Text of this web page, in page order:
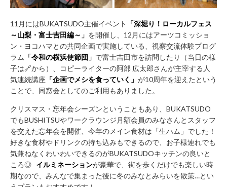
11月にはBUKATSUDO主催イベント 「深堀り！ローカルフェス
～山梨・富士吉田編～ 」 を開催し、12月にはアーツコミッショ
ン・ヨコハマとの共同企画で実施している、視察交流体験プログ
ラム 「令和の横浜使節団 」 で富士吉田市を訪問したり（当日の様
子は🔗から）、コピーライターの阿部 広太郎さんが主宰する人
気連続講座 「企画でメシを食っていく 」 が10周年を迎えたという
ことで、同窓会としてのご利用もありました。
クリスマス・忘年会シーズンということもあり、BUKATSUDO
でもBUSHITSUやワークラウンジ月額会員のみなさんとスタッフ
を交えた忘年会を開催、今年のメイン食材は「生ハム」でした！
好きな食材やドリンクの持ち込みもできるので、お子様連れでも
気兼ねなくわいわいできるのがBUKATSUDOキッチンの良いと
ころ◎ イルミネーションが豪華で、街を歩くだけでも楽しい時
期なので、みんなで集まった後に冬のみなとみらいを散策…とい
日・
00
～
21：
CONTACT
利
に
関
す
る
お
問